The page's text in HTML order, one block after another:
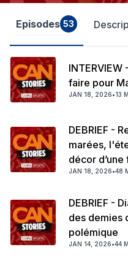
Episodes 53
faire pour
JAN 18, 2026•13
DEBRIEF -
marées,
décor
JAN 18, 2026•48
DEBRIEF -
des demies
polémique
JAN 14, 2026•44